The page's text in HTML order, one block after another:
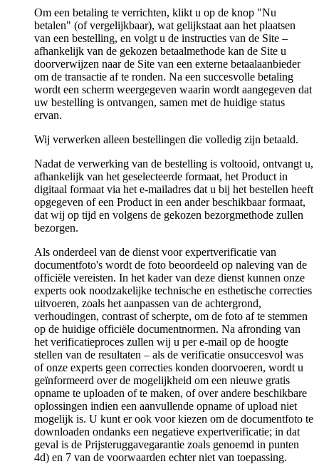
Om een betaling te verrichten, klikt u op de knop "Nu
betalen" (of vergelijkbaar), wat gelijkstaat aan het plaatsen
van een bestelling, en volgt u de instructies van de Site –
afhankelijk van de gekozen betaalmethode kan de Site u
doorverwijzen naar de Site van een externe betaalaanbieder
om de transactie af te ronden. Na een succesvolle betaling
wordt een scherm weergegeven waarin wordt aangegeven dat
uw bestelling is ontvangen, samen met de huidige status
ervan.
Wij verwerken alleen bestellingen die volledig zijn betaald.
Nadat de verwerking van de bestelling is voltooid, ontvangt u,
afhankelijk van het geselecteerde formaat, het Product in
digitaal formaat via het e-mailadres dat u bij het bestellen heeft
opgegeven of een Product in een ander beschikbaar formaat,
dat wij op tijd en volgens de gekozen bezorgmethode zullen
bezorgen.
Als onderdeel van de dienst voor expertverificatie van
documentfoto's wordt de foto beoordeeld op naleving van de
officiële vereisten. In het kader van deze dienst kunnen onze
experts ook noodzakelijke technische en esthetische correcties
uitvoeren, zoals het aanpassen van de achtergrond,
verhoudingen, contrast of scherpte, om de foto af te stemmen
op de huidige officiële documentnormen. Na afronding van
het verificatieproces zullen wij u per e-mail op de hoogte
stellen van de resultaten – als de verificatie onsuccesvol was
of onze experts geen correcties konden doorvoeren, wordt u
geïnformeerd over de mogelijkheid om een nieuwe gratis
opname te uploaden of te maken, of over andere beschikbare
oplossingen indien een aanvullende opname of upload niet
mogelijk is. U kunt er ook voor kiezen om de documentfoto te
downloaden ondanks een negatieve expertverificatie; in dat
geval is de Prijsteruggavegarantie zoals genoemd in punten
4d) en 7 van de voorwaarden echter niet van toepassing.